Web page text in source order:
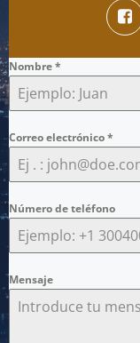
Nombre*
Correo electrónico*
Número de teléfono
Mensaje